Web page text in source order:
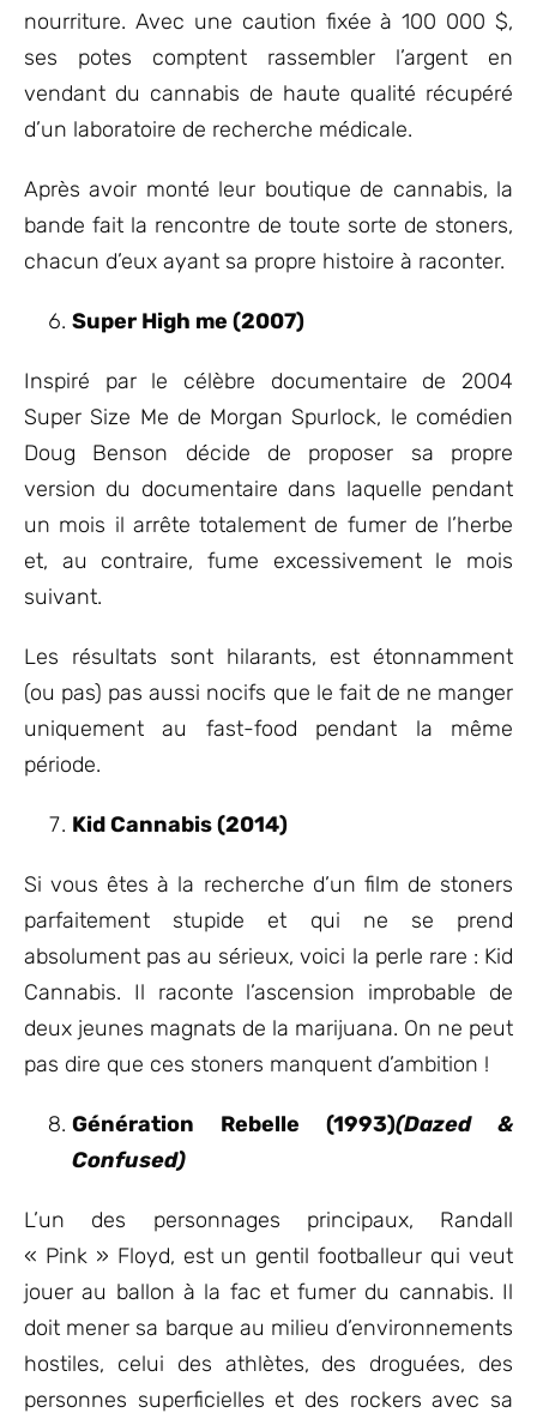
nourriture. Avec une caution fixée à 100 000 $,
ses potes comptent rassembler l’argent en
vendant du cannabis de haute qualité récupéré
d’un laboratoire de recherche médicale.
Après avoir monté leur boutique de cannabis, la
bande fait la rencontre de toute sorte de stoners,
chacun d’eux ayant sa propre histoire à raconter.
Super High me (2007)
Inspiré par le célèbre documentaire de 2004
Super Size Me de Morgan Spurlock, le comédien
Doug Benson décide de proposer sa propre
version du documentaire dans laquelle pendant
un mois il arrête totalement de fumer de l’herbe
et, au contraire, fume excessivement le mois
suivant.
Les résultats sont hilarants, est étonnamment
(ou pas) pas aussi nocifs que le fait de ne manger
uniquement au fast-food pendant la même
période.
Kid Cannabis (2014)
Si vous êtes à la recherche d’un film de stoners
parfaitement stupide et qui ne se prend
absolument pas au sérieux, voici la perle rare : Kid
Cannabis. Il raconte l’ascension improbable de
deux jeunes magnats de la marijuana. On ne peut
pas dire que ces stoners manquent d’ambition !
Génération Rebelle (1993)(Dazed &
Confused)
L’un des personnages principaux, Randall
« Pink » Floyd, est un gentil footballeur qui veut
jouer au ballon à la fac et fumer du cannabis. Il
doit mener sa barque au milieu d’environnements
hostiles, celui des athlètes, des droguées, des
personnes superficielles et des rockers avec sa